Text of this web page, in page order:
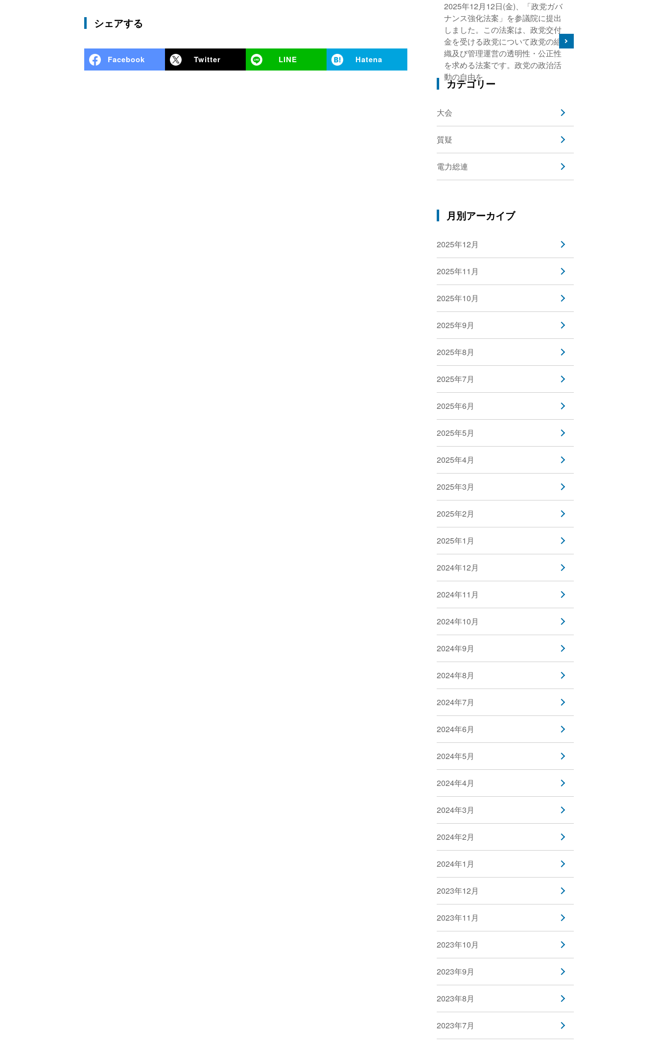
シェアする
Facebook Twitter LINE Hatena
2025年12月12日(金)、「政党ガバ
ナンス強化法案」を参議院に提出
しました。この法案は、政党交付
金を受ける政党について政党の組
織及び管理運営の透明性・公正性
を求める法案です。政党の政治活
動の自由を
カテゴリー
大会
質疑
電力総連
月別アーカイブ
2025年12月
2025年11月
2025年10月
2025年9月
2025年8月
2025年7月
2025年6月
2025年5月
2025年4月
2025年3月
2025年2月
2025年1月
2024年12月
2024年11月
2024年10月
2024年9月
2024年8月
2024年7月
2024年6月
2024年5月
2024年4月
2024年3月
2024年2月
2024年1月
2023年12月
2023年11月
2023年10月
2023年9月
2023年8月
2023年7月